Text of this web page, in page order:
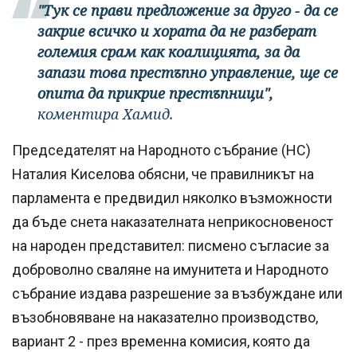
"Тук се прави предложение за друго - да се
закрие всичко и хората да не разберат
големия срам как коалицията, за да
запази това престъпно управление, ще се
опита да прикрие престъпници",
коментира Хамид.
Председателят на Народното събрание (НС)
Наталия Киселова обясни, че правилникът на
парламента е предвидил няколко възможности
да бъде снета наказателната неприкосновеност
на народен представител: писмено съгласие за
доброволно сваляне на имунитета и Народното
събрание издава разрешение за възбуждане или
възобновяване на наказателно производство,
вариант 2 - през временна комисия, която да